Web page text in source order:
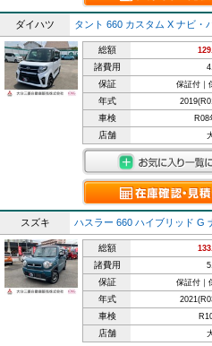
ダイハツ タント 660 カスタム X ナビ・
総額
諸費用
保証 保証付｜
年式
車検 R08
店舗
スズキ ハスラー 660 ハイブリッド G
総額
諸費用
保証 保証付｜
年式
車検
店舗